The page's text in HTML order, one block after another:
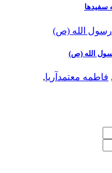
سفیدها
الله (ص)
, فاطمه معتمدآریا,